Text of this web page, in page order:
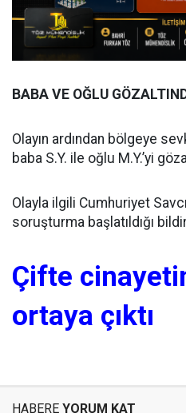
BABA VE OĞLU
Olayın ardından bölgeye
baba S.Y. ile oğlu M.Y.’yi
Olayla ilgili Cumhuriyet
soruşturma başlatıldığı
Çifte
ortaya çıktı
HABERE YORUM KAT